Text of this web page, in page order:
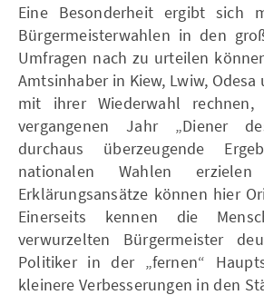
Eine Besonderheit ergibt sich
Bürgermeisterwahlen in den
Umfragen nach zu urteilen
Amtsinhaber in Kiew, Lwiw,
mit ihrer Wiederwahl
vergangenen Jahr „Diener
durchaus überzeugende
nationalen Wahlen
Erklärungsansätze können hier
Einerseits kennen die
verwurzelten Bürgermeister
Politiker in der „fernen“
kleinere Verbesserungen in den